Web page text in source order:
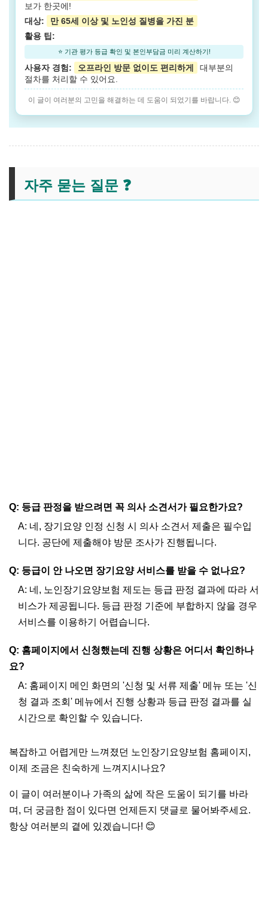
보가 한곳에!
대상:
만 65세 이상 및 노인성 질병을 가진 분
활용 팁:
⭐ 기관 평가 등급 확인 및 본인부담금 미리 계산하기!
사용자 경험: 오프라인 방문 없이도 편리하게
대부분의
절차를 처리할 수 있어요.
이 글이 여러분의 고민을 해결하는 데 도움이 되었기를 바랍니다. 😊
자주 묻는 질문 ❓
Q: 등급 판정을 받으려면 꼭 의사 소견서가 필요한가요?
A: 네, 장기요양 인정 신청 시 의사 소견서 제출은 필수입
니다. 공단에 제출해야 방문 조사가 진행됩니다.
Q: 등급이 안 나오면 장기요양 서비스를 받을 수 없나요?
A: 네, 노인장기요양보험 제도는 등급 판정 결과에 따라 서
비스가 제공됩니다. 등급 판정 기준에 부합하지 않을 경우
서비스를 이용하기 어렵습니다.
Q: 홈페이지에서 신청했는데 진행 상황은 어디서 확인하나
요?
A: 홈페이지 메인 화면의 '신청 및 서류 제출' 메뉴 또는 '신
청 결과 조회' 메뉴에서 진행 상황과 등급 판정 결과를 실
시간으로 확인할 수 있습니다.
복잡하고 어렵게만 느껴졌던 노인장기요양보험 홈페이지,
이제 조금은 친숙하게 느껴지시나요?
이 글이 여러분이나 가족의 삶에 작은 도움이 되기를 바라
며, 더 궁금한 점이 있다면 언제든지 댓글로 물어봐주세요.
항상 여러분의 곁에 있겠습니다! 😊